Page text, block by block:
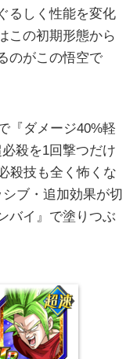
るしく性能を変化
この初期形態から
のがこの悟空で
『ダメージ40%軽
殺を1回撃つだけ
殺技も全く怖くな
ブ・追加効果が切
バイ』で塗りつぶ